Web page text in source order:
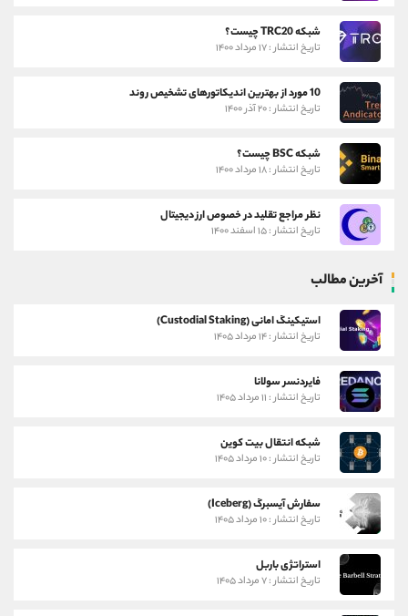
شبکه TRC20 چیست؟
تاریخ انتشار : ۱۷ مرداد ۱۴۰۰
10 مورد از بهترین اندیکاتورهای تشخیص روند
تاریخ انتشار : ۲۰ آذر ۱۴۰۰
شبکه BSC چیست؟
تاریخ انتشار : ۱۸ مرداد ۱۴۰۰
نظر مراجع تقلید در خصوص ارز دیجیتال
تاریخ انتشار : ۱۵ اسفند ۱۴۰۰
آخرین مطالب
استیکینگ امانی (Custodial Staking)
تاریخ انتشار : ۱۴ مرداد ۱۴۰۵
فایردنسر سولانا
تاریخ انتشار : ۱۱ مرداد ۱۴۰۵
شبکه انتقال بیت کوین
تاریخ انتشار : ۱۰ مرداد ۱۴۰۵
سفارش آیسبرگ (Iceberg)
تاریخ انتشار : ۱۰ مرداد ۱۴۰۵
استراتژی باربل
تاریخ انتشار : ۷ مرداد ۱۴۰۵